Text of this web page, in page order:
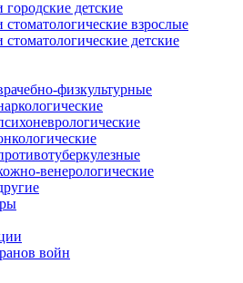
детские
взрослые
детские
физкультурные
венерологические
войн